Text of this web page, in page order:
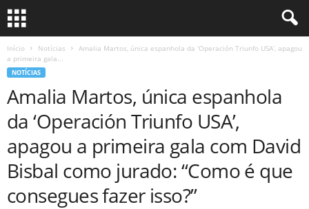
Início Notícias
Amalia Martos, única espanhola da ‘Operación Triunfo USA’, apagou
a primeira gala...
NOTÍCIAS
Amalia Martos, única espanhola
da ‘Operación Triunfo USA’,
apagou a primeira gala com David
Bisbal como jurado: “Como é que
consegues fazer isso?”